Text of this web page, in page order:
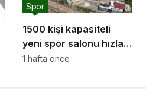
1500 kişi kapasiteli
yeni spor salonu hızla
yükseliyor: “Salon
Spor
1 hafta önce